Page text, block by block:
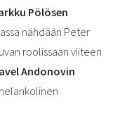
Pölösen
nähdään Peter
roolissaan viiteen
Andonovin